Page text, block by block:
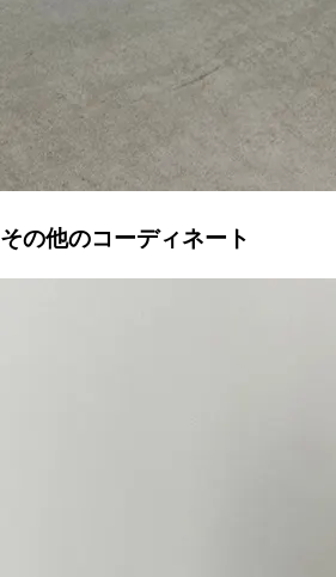
その他のコーディネート